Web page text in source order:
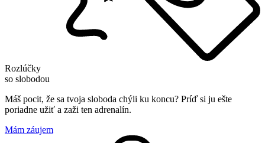
Rozlúčky
so slobodou
Máš pocit, že sa tvoja sloboda chýli ku koncu? Príď si ju ešte
poriadne užiť a zaži ten adrenalín.
Mám záujem